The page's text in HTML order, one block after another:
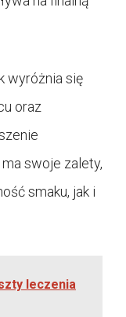
wyróżnia się
oraz
swoje zalety,
smaku, jak i
leczenia